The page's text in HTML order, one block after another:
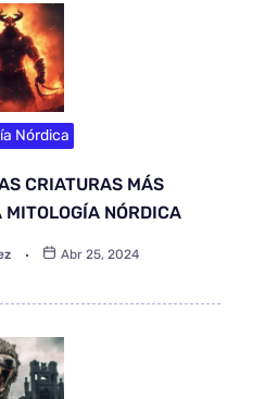
Nórdica
CRIATURAS MÁS
NÓRDICA
Abr 25, 2024